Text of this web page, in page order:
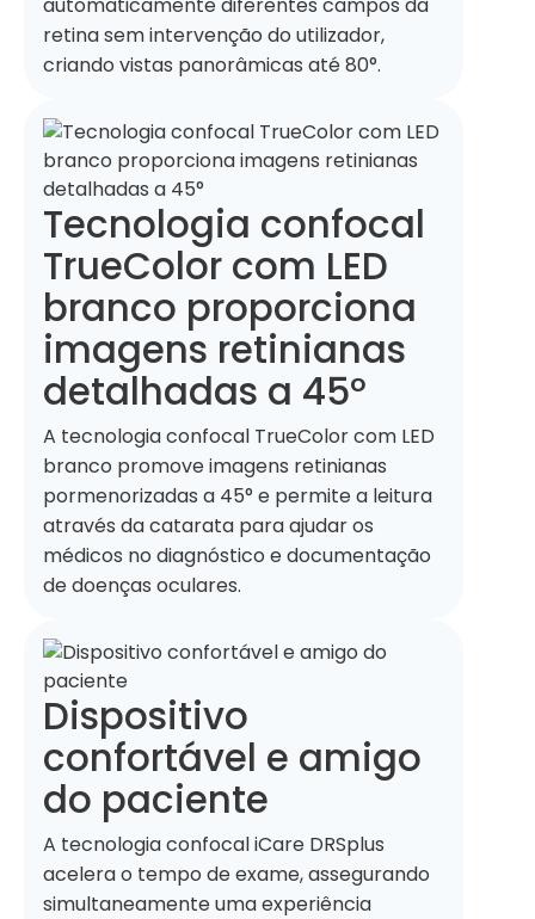
retina sem intervenção do utilizador,
criando vistas panorâmicas até 80°.
Tecnologia confocal
TrueColor com LED
branco proporciona
imagens retinianas
detalhadas a 45°
A tecnologia confocal TrueColor com LED
branco promove imagens retinianas
pormenorizadas a 45° e permite a leitura
através da catarata para ajudar os
médicos no diagnóstico e documentação
de doenças oculares.
Dispositivo
confortável e amigo
do paciente
A tecnologia confocal iCare DRSplus
acelera o tempo de exame, assegurando
simultaneamente uma experiência